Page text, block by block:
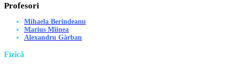
Profesori
Mihaela Berindeanu
Marius Mîinea
Alexandru Gârban
Fizică